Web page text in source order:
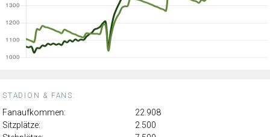
STADION & FANS:
Fanaufkommen:
22.908
Sitzplätze:
2.500